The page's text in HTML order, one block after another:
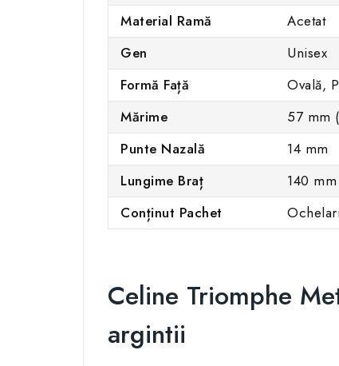
Material Ramă
Acetat
Gen
Unisex
Formă Față
Ovală,
Mărime
57 mm
Punte Nazală
14 mm
Lungime Braț
140 mm
Conținut Pachet
Celine Triomphe
argintii